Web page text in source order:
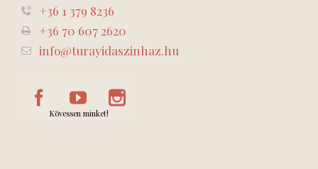
+36 1 379 8236
+36 70 607 2620
info@turayidaszinhaz.hu
Kövessen minket!